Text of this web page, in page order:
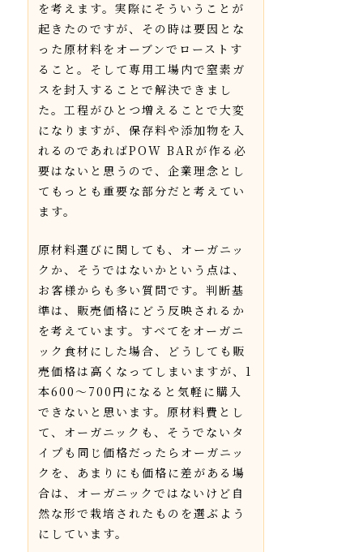
を考えます。実際にそういうことが
起きたのですが、その時は要因とな
った原材料をオーブンでローストす
ること。そして専用工場内で窒素ガ
スを封入することで解決できまし
た。工程がひとつ増えることで大変
になりますが、保存料や添加物を入
れるのであればPOW BARが作る必
要はないと思うので、企業理念とし
てもっとも重要な部分だと考えてい
ます。
原材料選びに関しても、オーガニッ
クか、そうではないかという点は、
お客様からも多い質問です。判断基
準は、販売価格にどう反映されるか
を考えています。すべてをオーガニ
ック食材にした場合、どうしても販
売価格は高くなってしまいますが、1
本600〜700円になると気軽に購入
できないと思います。原材料費とし
て、オーガニックも、そうでないタ
イプも同じ価格だったらオーガニッ
クを、あまりにも価格に差がある場
合は、オーガニックではないけど自
然な形で栽培されたものを選ぶよう
にしています。